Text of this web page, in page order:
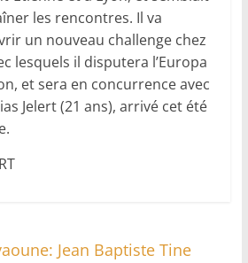
les rencontres. Il va
un nouveau challenge chez
lesquels il disputera l’Europa
et sera en concurrence avec
Jelert (21 ans), arrivé cet été
Jean Baptiste Tine